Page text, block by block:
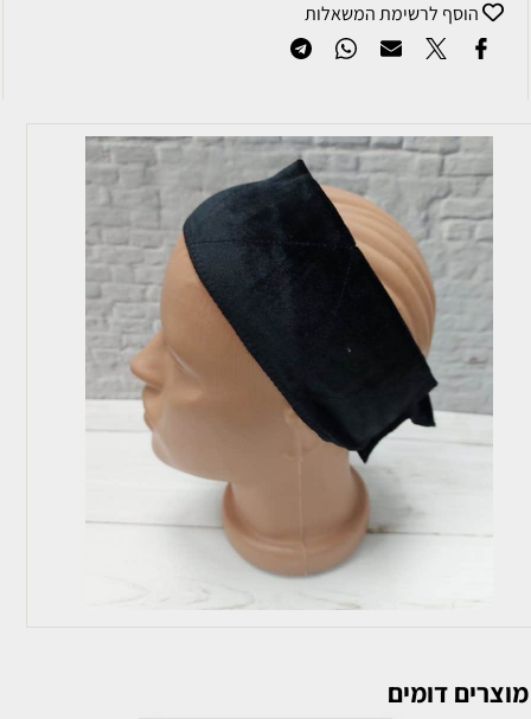
הוסף לרשימת המשאלות
מוצרים דומים